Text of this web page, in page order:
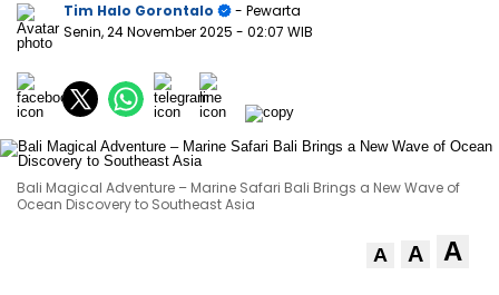
Tim Halo Gorontalo
- Pewarta
Senin, 24 November 2025 - 02:07 WIB
Bali Magical Adventure – Marine Safari Bali Brings a New Wave of
Ocean Discovery to Southeast Asia
A A A